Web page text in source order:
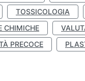
TOSSICOLOGIA
CHIMICHE
PRECOCE